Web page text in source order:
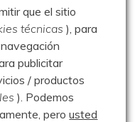
que el sitio
técnicas ), para
publicitar
/ productos
). Podemos
perousted